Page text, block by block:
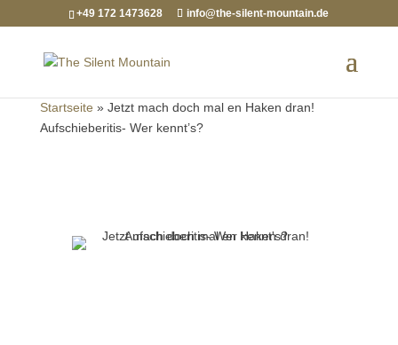
+49 172 1473628 info@the-silent-mountain.de
Startseite » Jetzt mach doch mal en Haken dran!
Aufschieberitis- Wer kennt’s?